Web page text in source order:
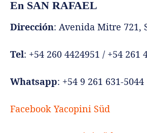
En SAN RAFAEL
Dirección: Avenida Mitre 721,
Tel: +54 260 4424951 / +54 261
Whatsapp: +54 9 261 631-5044
Facebook Yacopini Süd